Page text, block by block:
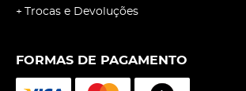
Trocas e Devoluções
FORMAS DE PAGAMENTO